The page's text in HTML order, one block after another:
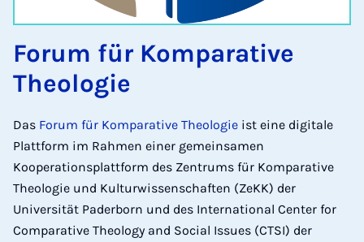
Forum für Komparative
Theologie
Das Forum für Komparative Theologie ist eine digitale
Plattform im Rahmen einer gemeinsamen
Kooperationsplattform des Zentrums für Komparative
Theologie und Kulturwissenschaften (ZeKK) der
Universität Paderborn und des International Center for
Comparative Theology and Social Issues (CTSI) der